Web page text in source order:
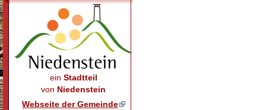
ein Stadtteil
von Niedenstein
Webseite der Gemeinde